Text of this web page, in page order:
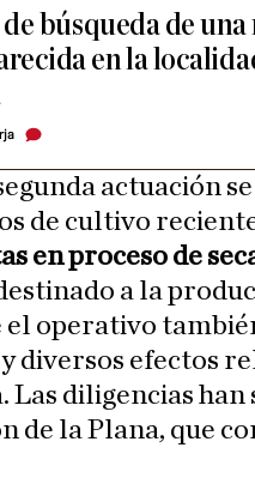
búsqueda de una
en la
actuación
de cultivo
en proceso de
a la
operativo
y diversos efectos
Las diligencias
de la Plana, que